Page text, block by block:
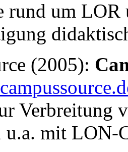
rund um LOR
(2005):
Verbreitung
u.a. mit LON-